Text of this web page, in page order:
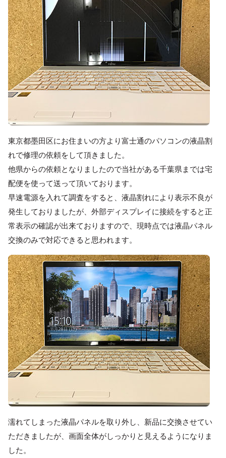
東京都墨田区にお住まいの方より富士通のパソコンの液晶割
れで修理の依頼をして頂きました。
他県からの依頼となりましたので当社がある千葉県までは宅
配便を使って送って頂いております。
早速電源を入れて調査をすると、液晶割れにより表示不良が
発生しておりましたが、外部ディスプレイに接続をすると正
常表示の確認が出来ておりますので、現時点では液晶パネル
交換のみで対応できると思われます。
濡れてしまった液晶パネルを取り外し、新品に交換させてい
ただきましたが、画面全体がしっかりと見えるようになりま
した。